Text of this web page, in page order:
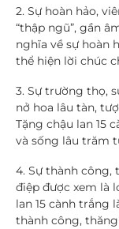
2. Sự hoàn hảo,
“thập ngũ”, gần
nghĩa về sự hoàn
thể hiện lời chúc
3. Sự trường thọ,
nở hoa lâu tàn,
Tặng chậu lan 15
và sống lâu trăm
4. Sự thành công,
điệp được xem là
lan 15 cành trắng
thành công,